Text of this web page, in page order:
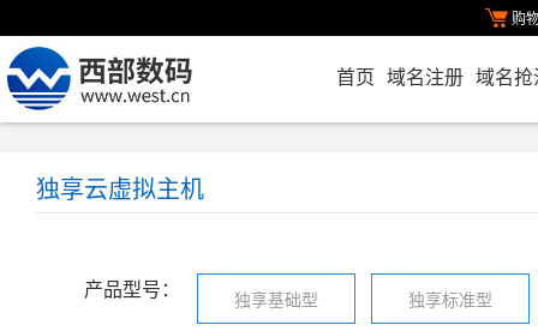
购
首页 域名注册 域名抢
独享云虚拟主机
产品型号： 独享基础型 独享标准型